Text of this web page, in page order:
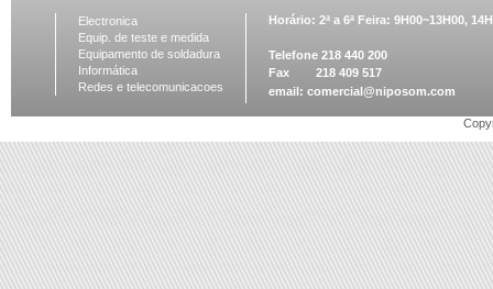
Electronica
Equip. de teste e medida
Equipamento de soldadura
Informática
Redes e telecomunicacoes
Horário: 2ª a 6ª Feira: 9H00~13H00,
Telefone 218 440 200
Fax 218 409 517
email: comercial@niposom.com